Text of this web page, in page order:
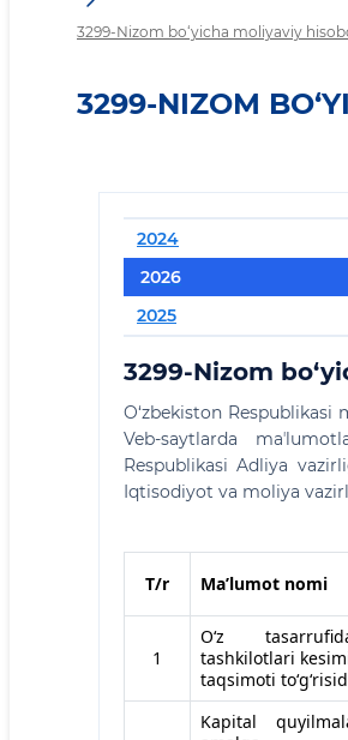
3299-Nizom bo‘yicha moliyaviy
3299-NIZOM
2024
2026
2025
3299-Nizom
O‘zbekiston
Veb-saytlarda
Respublikasi Adliya
Iqtisodiyot va moliya
Т/r Maʼlumot nomi
1
O‘z
tashkilotlari
taqsimoti
Kapital